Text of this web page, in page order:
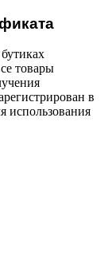
товары
в
использования